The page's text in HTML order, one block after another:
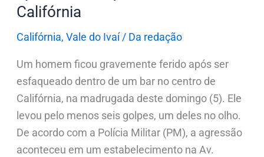
Califórnia
Califórnia, Vale do Ivaí/ Da redação
Um homem ficou gravemente ferido após ser
esfaqueado dentro de um bar no centro de
Califórnia, na madrugada deste domingo (5). Ele
levou pelo menos seis golpes, um deles no olho.
De acordo com a Polícia Militar (PM), a agressão
aconteceu em um estabelecimento na Av.